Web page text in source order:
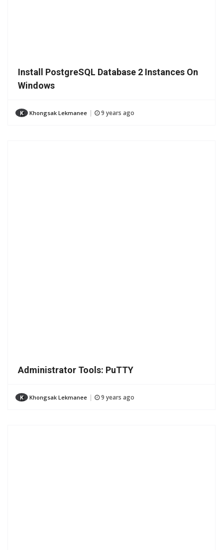
Install PostgreSQL Database 2 Instances On
Windows
K Khongsak Lekmanee 9 years ago
Administrator Tools: PuTTY
K Khongsak Lekmanee 9 years ago